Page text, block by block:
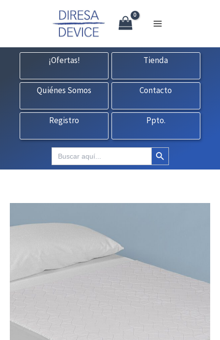
consultas@fedbuy.es| Formulario | Tlf.
¡Ofertas!
Tienda
Quiénes Somos Contacto
Registro Ppto.
Buscar: Botón de búsqueda